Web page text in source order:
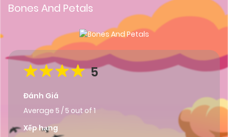
Bones And Petals
5
Đánh Giá
Average 5 / 5 out of 1
Xếp hạng